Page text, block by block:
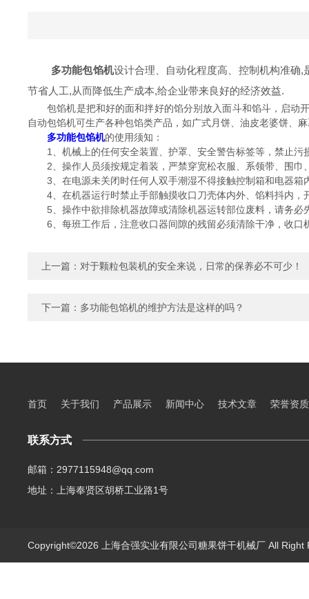
多功能包馅机设计合理、自动化程度高、控制机构准确
节省人工,从而降低生产成本,给企业带来良好的经济效益.
包馅机是把和好的面和拌好的馅分别放入面斗和馅斗，启动开
自动包馅机可生产各种包馅类产品，如广式月饼、油皮老婆饼、
多功能包馅机的使用须知：
1、机械上的任何安全装置、护罩、安全警告标签等，禁止污
2、操作人员须按规定着装，严禁穿宽松衣服、系领带、围巾
3、在电源未关闭时任何人双手潮湿不得接触控制箱和电器箱
4、在机器运行时禁止手部触摸收口刀壳体内外、馅料抖内，
5、操作中欲排除机器故障或清除机器运转部位废料，请务必
6、每班工作后，注意收口器间隙的残留必须清除干净，收口
上一篇： 对于颗粒包装机的安全来说，日常的保养必不可少！
下一篇： 多功能包馅机的维护方法是这样的吗？
首页 关于我们 产品展示 新闻中心 技术文章 荣誉资质
联系方式
邮箱：2977115948@qq.com
地址：上海奉贤区胡桥工业路1号
Copyright©2026 上海合强实业有限公司糖果饼干机械厂 All